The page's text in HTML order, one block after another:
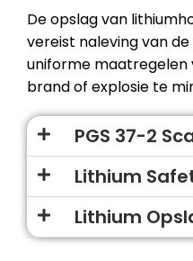
De opslag van
vereist naleving van
uniforme maatregelen
brand of explosie te
PGS 37-2
Lithium
Lithium